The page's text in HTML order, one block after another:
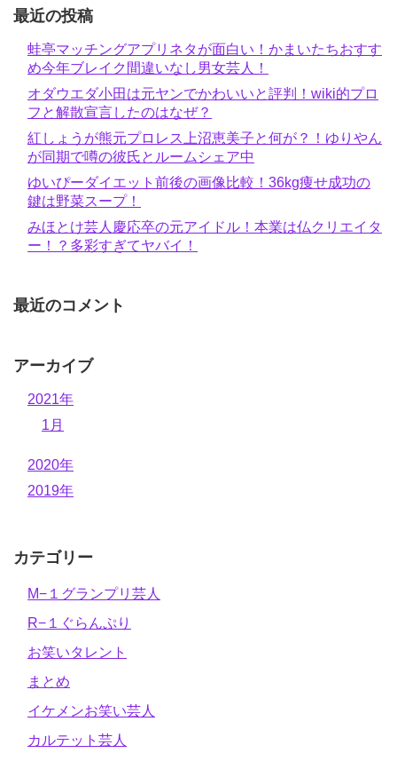
最近の投稿
蛙亭マッチングアプリネタが面白い！かまいたちおすす
め今年ブレイク間違いなし男女芸人！
オダウエダ小田は元ヤンでかわいいと評判！wiki的プロ
フと解散宣言したのはなぜ？
紅しょうが熊元プロレス上沼恵美子と何が？！ゆりやん
が同期で噂の彼氏とルームシェア中
ゆいぴーダイエット前後の画像比較！36kg痩せ成功の
鍵は野菜スープ！
みほとけ芸人慶応卒の元アイドル！本業は仏クリエイタ
ー！？多彩すぎてヤバイ！
最近のコメント
アーカイブ
2021年
1月
2020年
2019年
カテゴリー
M−１グランプリ芸人
R−１ぐらんぷり
お笑いタレント
まとめ
イケメンお笑い芸人
カルテット芸人